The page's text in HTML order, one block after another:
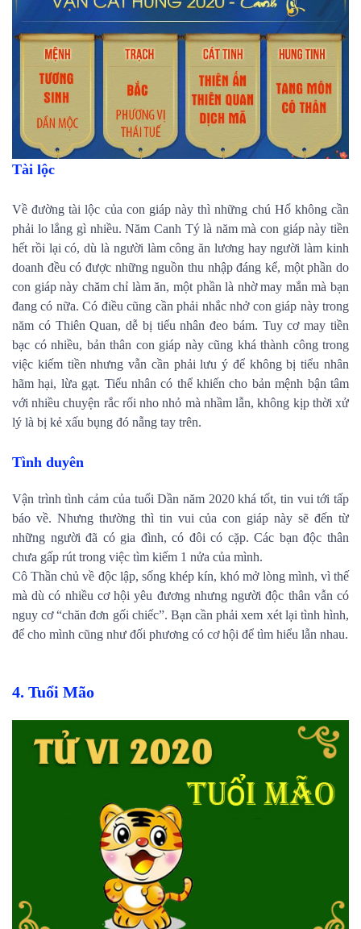
Tài lộc
Về đường tài lộc của con giáp này thì những chú Hổ không cần
phải lo lắng gì nhiều. Năm Canh Tý là năm mà con giáp này tiền
hết rồi lại có, dù là người làm công ăn lương hay người làm kinh
doanh đều có được những nguồn thu nhập đáng kể, một phần do
con giáp này chăm chỉ làm ăn, một phần là nhờ may mắn mà bạn
đang có nữa. Có điều cũng cần phải nhắc nhở con giáp này trong
năm có Thiên Quan, dễ bị tiểu nhân đeo bám. Tuy cơ may tiền
bạc có nhiều, bản thân con giáp này cũng khá thành công trong
việc kiếm tiền nhưng vẫn cần phải lưu ý để không bị tiểu nhân
hãm hại, lừa gạt. Tiểu nhân có thể khiến cho bản mệnh bận tâm
với nhiều chuyện rắc rối nho nhỏ mà nhầm lẫn, không kịp thời xử
lý là bị kẻ xấu bụng đó nẫng tay trên.
Tình duyên
Vận trình tình cảm của tuổi Dần năm 2020 khá tốt, tin vui tới tấp
báo về. Nhưng thường thì tin vui của con giáp này sẽ đến từ
những người đã có gia đình, có đôi có cặp. Các bạn độc thân
chưa gấp rút trong việc tìm kiếm 1 nửa của mình.
Cô Thần chủ về độc lập, sống khép kín, khó mở lòng mình, vì thế
mà dù có nhiều cơ hội yêu đương nhưng người độc thân vẫn có
nguy cơ “chăn đơn gối chiếc”. Bạn cần phải xem xét lại tình hình,
để cho mình cũng như đối phương có cơ hội để tìm hiểu lẫn nhau.
4. Tuổi Mão